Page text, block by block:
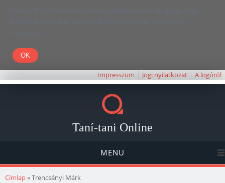
Kedves Olvasó! Weboldalunk böngészésével Ön elfogadja, hogy a
felhasználói élmény javítása céljából cookie-kat használunk.
Köszönjük!
Impresszum Jogi nyilatkozat A logóról
Taní-tani Online
MENU
Jelenlegi hely
Címlap» Trencsényi Márk